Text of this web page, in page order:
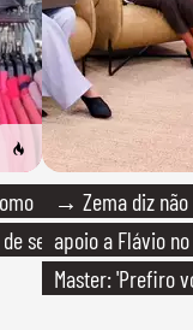
ser
→ Zema diz
apoio a Flávio
Master: 'Prefiro